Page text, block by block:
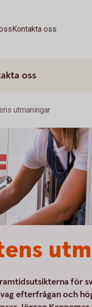
Kontakta oss
oss
utmaningar
för
efterfrågan och